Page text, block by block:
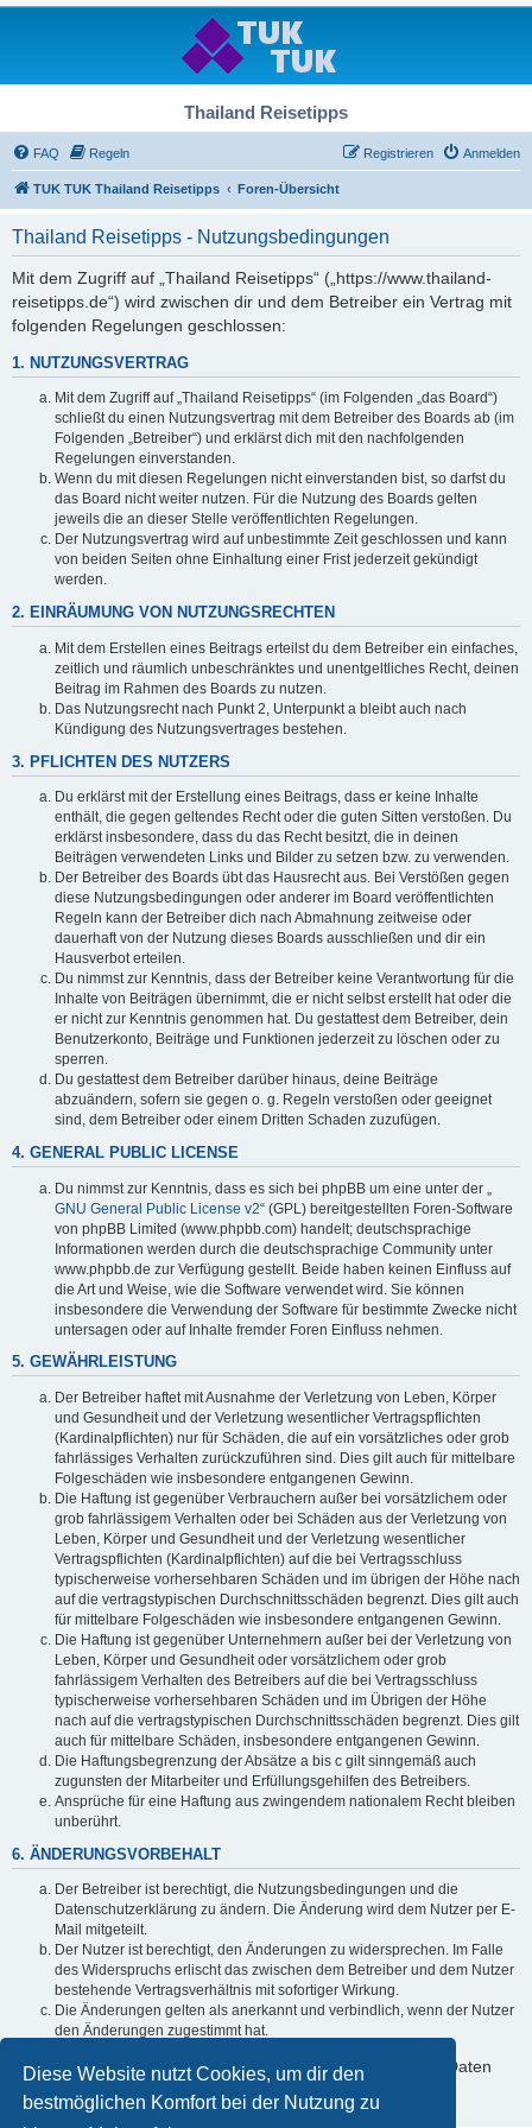
Diese Website nutzt Cookies, um dir den
bestmöglichen Komfort bei der Nutzung zu
Thailand Reisetipps
FAQ Regeln Anmelden
Registrieren
TUK TUK Thailand Reisetipps Foren-Übersicht
Thailand Reisetipps - Nutzungsbedingungen
Mit dem Zugriff auf „Thailand Reisetipps“ („https://www.thailand-
reisetipps.de“) wird zwischen dir und dem Betreiber ein Vertrag mit
folgenden Regelungen geschlossen:
1. NUTZUNGSVERTRAG
Mit dem Zugriff auf „Thailand Reisetipps“ (im Folgenden „das Board“)
schließt du einen Nutzungsvertrag mit dem Betreiber des Boards ab (im
Folgenden „Betreiber“) und erklärst dich mit den nachfolgenden
Regelungen einverstanden.
Wenn du mit diesen Regelungen nicht einverstanden bist, so darfst du
das Board nicht weiter nutzen. Für die Nutzung des Boards gelten
jeweils die an dieser Stelle veröffentlichten Regelungen.
Der Nutzungsvertrag wird auf unbestimmte Zeit geschlossen und kann
von beiden Seiten ohne Einhaltung einer Frist jederzeit gekündigt
werden.
2. EINRÄUMUNG VON NUTZUNGSRECHTEN
Mit dem Erstellen eines Beitrags erteilst du dem Betreiber ein einfaches,
zeitlich und räumlich unbeschränktes und unentgeltliches Recht, deinen
Beitrag im Rahmen des Boards zu nutzen.
Das Nutzungsrecht nach Punkt 2, Unterpunkt a bleibt auch nach
Kündigung des Nutzungsvertrages bestehen.
3. PFLICHTEN DES NUTZERS
Du erklärst mit der Erstellung eines Beitrags, dass er keine Inhalte
enthält, die gegen geltendes Recht oder die guten Sitten verstoßen. Du
erklärst insbesondere, dass du das Recht besitzt, die in deinen
Beiträgen verwendeten Links und Bilder zu setzen bzw. zu verwenden.
Der Betreiber des Boards übt das Hausrecht aus. Bei Verstößen gegen
diese Nutzungsbedingungen oder anderer im Board veröffentlichten
Regeln kann der Betreiber dich nach Abmahnung zeitweise oder
dauerhaft von der Nutzung dieses Boards ausschließen und dir ein
Hausverbot erteilen.
Du nimmst zur Kenntnis, dass der Betreiber keine Verantwortung für die
Inhalte von Beiträgen übernimmt, die er nicht selbst erstellt hat oder die
er nicht zur Kenntnis genommen hat. Du gestattest dem Betreiber, dein
Benutzerkonto, Beiträge und Funktionen jederzeit zu löschen oder zu
sperren.
Du gestattest dem Betreiber darüber hinaus, deine Beiträge
abzuändern, sofern sie gegen o. g. Regeln verstoßen oder geeignet
sind, dem Betreiber oder einem Dritten Schaden zuzufügen.
4. GENERAL PUBLIC LICENSE
Du nimmst zur Kenntnis, dass es sich bei phpBB um eine unter der „
GNU General Public License v2“ (GPL) bereitgestellten Foren-Software
von phpBB Limited (www.phpbb.com) handelt; deutschsprachige
Informationen werden durch die deutschsprachige Community unter
www.phpbb.de zur Verfügung gestellt. Beide haben keinen Einfluss auf
die Art und Weise, wie die Software verwendet wird. Sie können
insbesondere die Verwendung der Software für bestimmte Zwecke nicht
untersagen oder auf Inhalte fremder Foren Einfluss nehmen.
5. GEWÄHRLEISTUNG
Der Betreiber haftet mit Ausnahme der Verletzung von Leben, Körper
und Gesundheit und der Verletzung wesentlicher Vertragspflichten
(Kardinalpflichten) nur für Schäden, die auf ein vorsätzliches oder grob
fahrlässiges Verhalten zurückzuführen sind. Dies gilt auch für mittelbare
Folgeschäden wie insbesondere entgangenen Gewinn.
Die Haftung ist gegenüber Verbrauchern außer bei vorsätzlichem oder
grob fahrlässigem Verhalten oder bei Schäden aus der Verletzung von
Leben, Körper und Gesundheit und der Verletzung wesentlicher
Vertragspflichten (Kardinalpflichten) auf die bei Vertragsschluss
typischerweise vorhersehbaren Schäden und im übrigen der Höhe nach
auf die vertragstypischen Durchschnittsschäden begrenzt. Dies gilt auch
für mittelbare Folgeschäden wie insbesondere entgangenen Gewinn.
Die Haftung ist gegenüber Unternehmern außer bei der Verletzung von
Leben, Körper und Gesundheit oder vorsätzlichem oder grob
fahrlässigem Verhalten des Betreibers auf die bei Vertragsschluss
typischerweise vorhersehbaren Schäden und im Übrigen der Höhe
nach auf die vertragstypischen Durchschnittsschäden begrenzt. Dies gilt
auch für mittelbare Schäden, insbesondere entgangenen Gewinn.
Die Haftungsbegrenzung der Absätze a bis c gilt sinngemäß auch
zugunsten der Mitarbeiter und Erfüllungsgehilfen des Betreibers.
Ansprüche für eine Haftung aus zwingendem nationalem Recht bleiben
unberührt.
6. ÄNDERUNGSVORBEHALT
Der Betreiber ist berechtigt, die Nutzungsbedingungen und die
Datenschutzerklärung zu ändern. Die Änderung wird dem Nutzer per E-
Mail mitgeteilt.
Der Nutzer ist berechtigt, den Änderungen zu widersprechen. Im Falle
des Widerspruchs erlischt das zwischen dem Betreiber und dem Nutzer
bestehende Vertragsverhältnis mit sofortiger Wirkung.
Die Änderungen gelten als anerkannt und verbindlich, wenn der Nutzer
den Änderungen zugestimmt hat.
Informationen über den Umgang mit deinen persönlichen Daten
sind in der Datenschutzerklärung enthalten.